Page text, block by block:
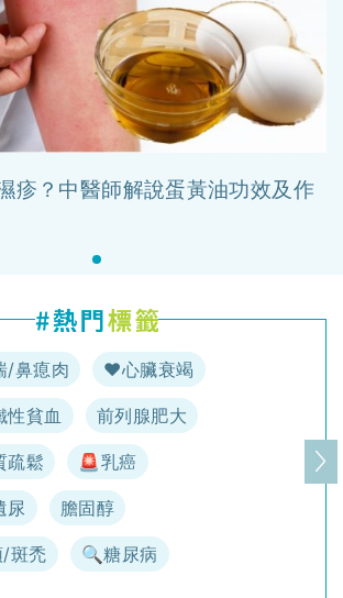
疹？中醫師解說蛋黃油功效及作
/鼻瘜肉 ♥️心臟衰竭
性貧血 前列腺肥大
疏鬆 🚨乳癌
尿 膽固醇
/斑禿 🔍糖尿病
下